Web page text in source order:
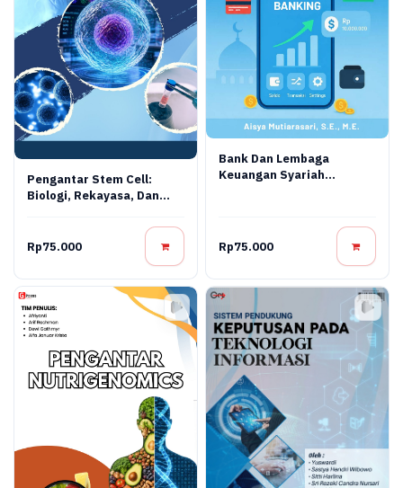
Pengantar Stem Cell:
Biologi, Rekayasa, Dan
Rp75.000
Bank Dan Lembaga
Keuangan Syariah
Rp75.000